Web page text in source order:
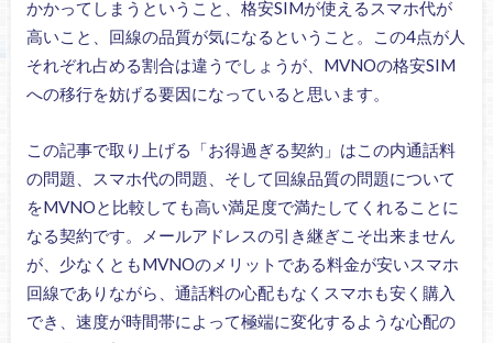
かかってしまうということ、格安SIMが使えるスマホ代が
高いこと、回線の品質が気になるということ。この4点が人
それぞれ占める割合は違うでしょうが、MVNOの格安SIM
への移行を妨げる要因になっていると思います。
この記事で取り上げる「お得過ぎる契約」はこの内通話料
の問題、スマホ代の問題、そして回線品質の問題について
をMVNOと比較しても高い満足度で満たしてくれることに
なる契約です。メールアドレスの引き継ぎこそ出来ません
が、少なくともMVNOのメリットである料金が安いスマホ
回線でありながら、通話料の心配もなくスマホも安く購入
でき、速度が時間帯によって極端に変化するような心配の